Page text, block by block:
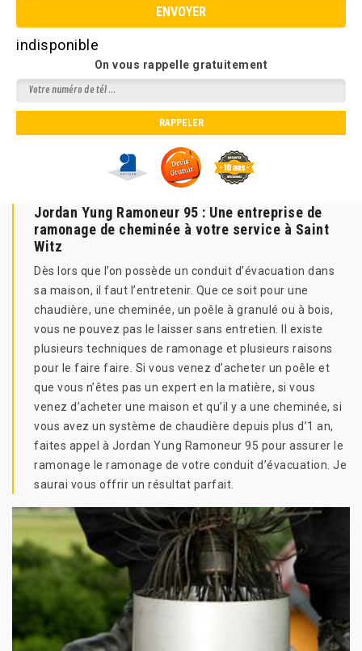
indisponible
On vous rappelle gratuitement
Jordan Yung Ramoneur 95 : Une entreprise de
ramonage de cheminée à votre service à Saint
Witz
Dès lors que l’on possède un conduit d’évacuation dans
sa maison, il faut l’entretenir. Que ce soit pour une
chaudière, une cheminée, un poêle à granulé ou à bois,
vous ne pouvez pas le laisser sans entretien. Il existe
plusieurs techniques de ramonage et plusieurs raisons
pour le faire faire. Si vous venez d’acheter un poêle et
que vous n’êtes pas un expert en la matière, si vous
venez d’acheter une maison et qu’il y a une cheminée, si
vous avez un système de chaudière depuis plus d’1 an,
faites appel à Jordan Yung Ramoneur 95 pour assurer le
ramonage le ramonage de votre conduit d’évacuation. Je
saurai vous offrir un résultat parfait.